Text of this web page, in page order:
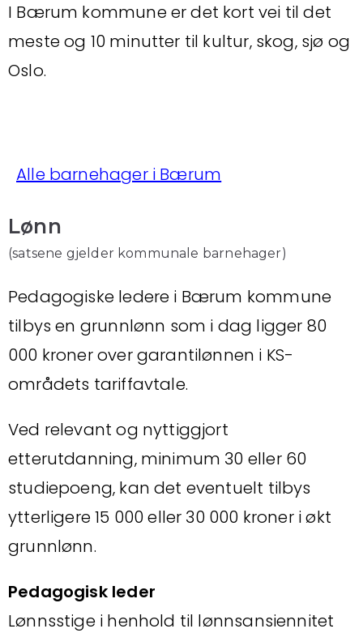
I Bærum kommune er det kort vei til det
meste og 10 minutter til kultur, skog, sjø og
Oslo.
Alle barnehager i Bærum
Lønn
(satsene gjelder kommunale barnehager)
Pedagogiske ledere i Bærum kommune
tilbys en grunnlønn som i dag ligger 80
000 kroner over garantilønnen i KS-
områdets tariffavtale.
Ved relevant og nyttiggjort
etterutdanning, minimum 30 eller 60
studiepoeng, kan det eventuelt tilbys
ytterligere 15 000 eller 30 000 kroner i økt
grunnlønn.
Pedagogisk leder
Lønnsstige i henhold til lønnsansiennitet